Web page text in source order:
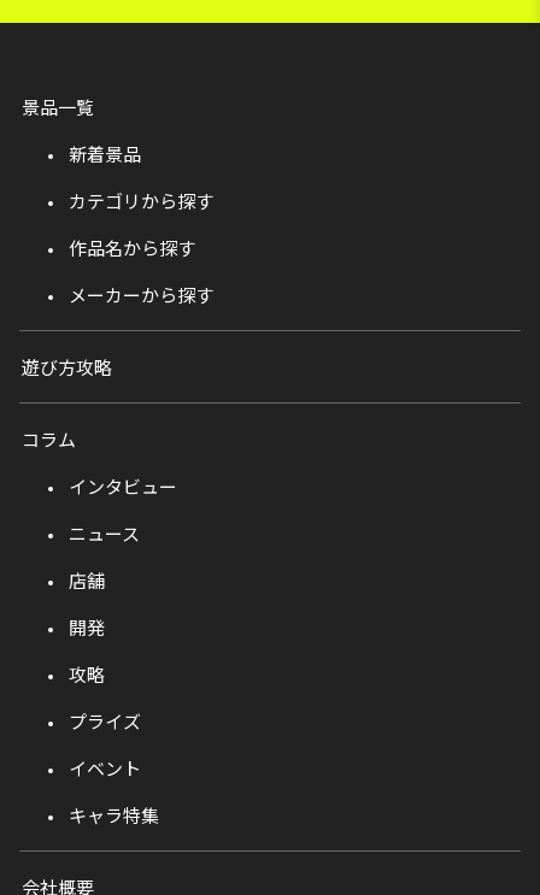
景品一覧
新着景品
カテゴリから探す
作品名から探す
メーカーから探す
遊び方攻略
コラム
インタビュー
ニュース
店舗
開発
攻略
プライズ
イベント
キャラ特集
会社概要